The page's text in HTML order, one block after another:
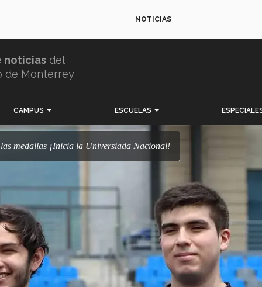
NOTICIAS
noticias del
de Monterrey
CAMPUS ESCUELAS
las medallas ¡Inicia la Universiada Nacional!